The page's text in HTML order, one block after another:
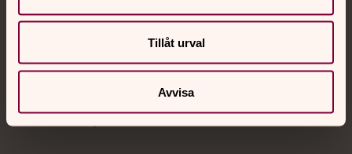
Tillåt urval
Avvisa
Digitalt brev
Svenska kyrkan